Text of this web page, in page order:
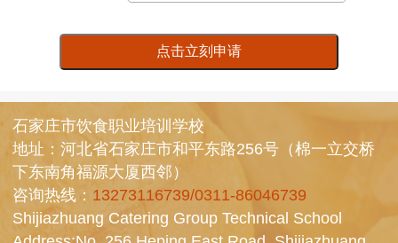
点击立刻申请
石家庄市饮食职业培训学校
地址：河北省石家庄市和平东路256号（棉一立交桥
下东南角福源大厦西邻）
咨询热线： 13273116739/0311-86046739
Shijiazhuang Catering Group Technical School